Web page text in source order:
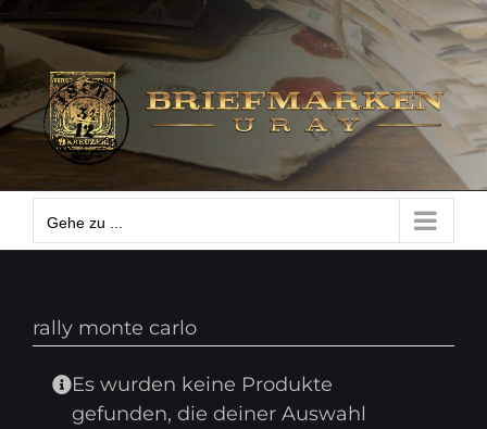
Zum
Inhalt
springen
Gehe zu ...
Gehe zu ...
rally monte carlo
Es wurden keine Produkte
gefunden, die deiner Auswahl